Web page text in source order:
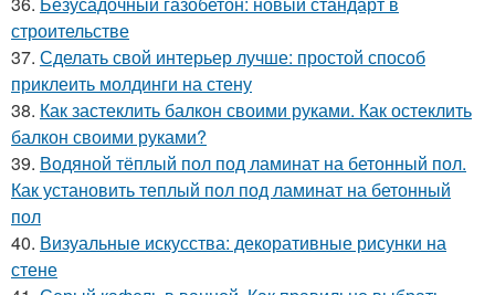
строительстве
37. Сделать свой интерьер лучше: простой способ
приклеить молдинги на стену
38. Как застеклить балкон своими руками. Как остеклить
балкон своими руками?
39. Водяной тёплый пол под ламинат на бетонный пол.
Как установить теплый пол под ламинат на бетонный
пол
40. Визуальные искусства: декоративные рисунки на
стене